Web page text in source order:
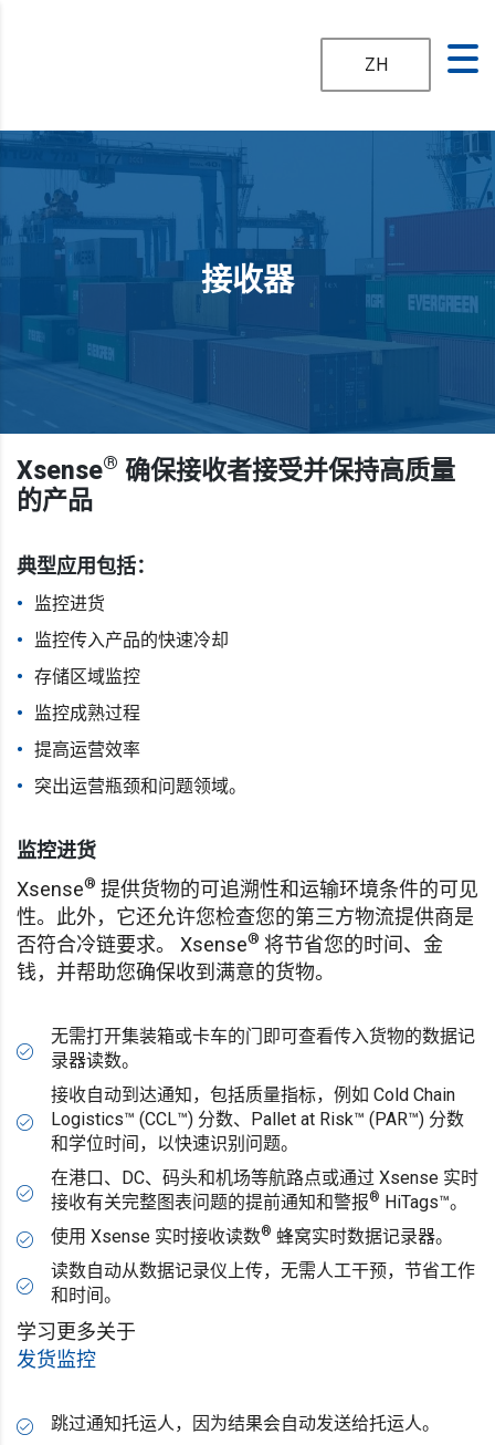
ZH
接收器
Xsense® 确保接收者接受并保持高质量
的产品
典型应用包括：
监控进货
监控传入产品的快速冷却
存储区域监控
监控成熟过程
提高运营效率
突出运营瓶颈和问题领域。
监控进货
Xsense® 提供货物的可追溯性和运输环境条件的可见
性。此外，它还允许您检查您的第三方物流提供商是
否符合冷链要求。 Xsense® 将节省您的时间、金
钱，并帮助您确保收到满意的货物。
无需打开集装箱或卡车的门即可查看传入货物的数据记
录器读数。
接收自动到达通知，包括质量指标，例如 Cold Chain
Logistics™ (CCL™) 分数、Pallet at Risk™ (PAR™) 分数
和学位时间，以快速识别问题。
在港口、DC、码头和机场等航路点或通过 Xsense 实时
接收有关完整图表问题的提前通知和警报® HiTags™。
使用 Xsense 实时接收读数® 蜂窝实时数据记录器。
读数自动从数据记录仪上传，无需人工干预，节省工作
和时间。
学习更多关于
发货监控
跳过通知托运人，因为结果会自动发送给托运人。